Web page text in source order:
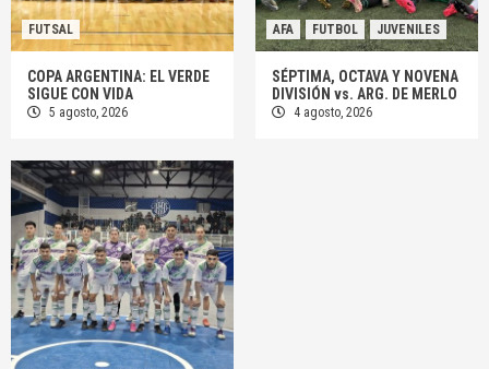
FUTSAL
COPA ARGENTINA: EL VERDE
SIGUE CON VIDA
5 agosto, 2026
AFA FUTBOL JUVENILES
SÉPTIMA, OCTAVA Y NOVENA
DIVISIÓN vs. ARG. DE MERLO
4 agosto, 2026